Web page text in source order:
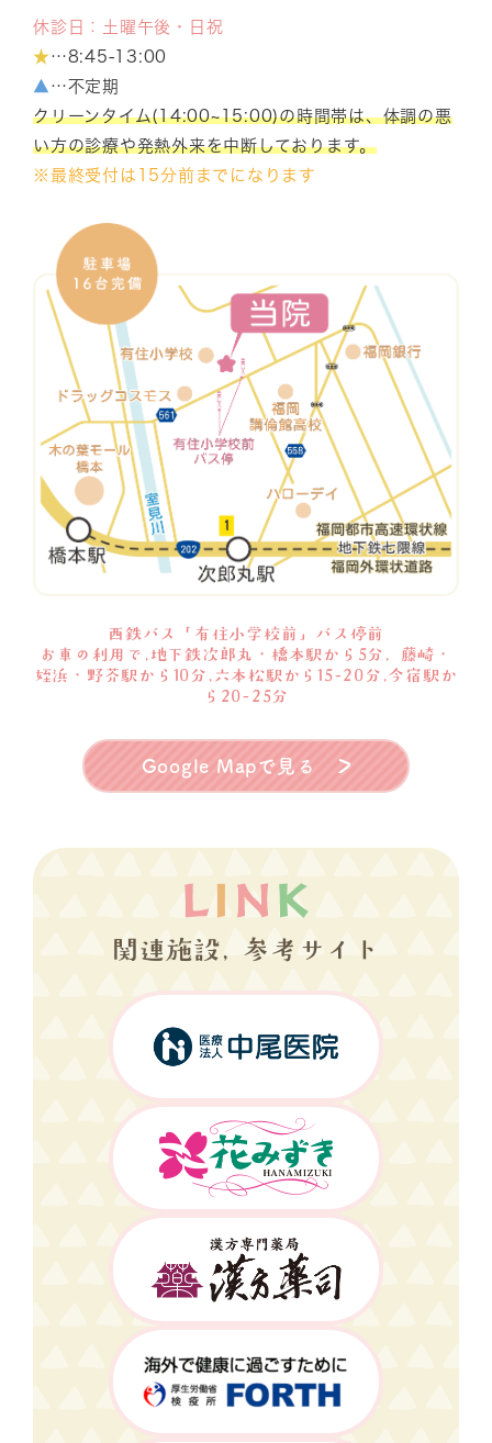
休診日：土曜午後・日祝
★…8:45-13:00
▲ …不定期
クリーンタイム(14:00~15:00)の時間帯は、体調の悪
い方の診療や発熱外来を中断しております。
※最終受付は15分前までになります
西鉄バス「有住小学校前」バス停前
お車の利用で,地下鉄次郎丸・橋本駅から5分, 藤崎・
姪浜・野芥駅から10分,六本松駅から15-20分,今宿駅か
ら20-25分
Google Mapで見る
関連施設, 参考サイト